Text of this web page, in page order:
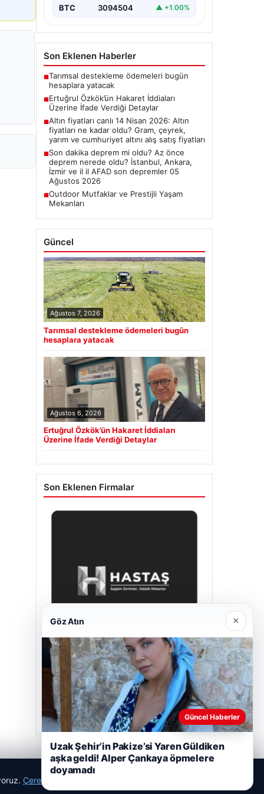
BTC 3094504 ▲ +1.00%
Son Eklenen Haberler
■Tarımsal destekleme ödemeleri bugün
hesaplara yatacak
■Ertuğrul Özkök’ün Hakaret İddiaları
Üzerine İfade Verdiği Detaylar
■Altın fiyatları canlı 14 Nisan 2026: Altın
fiyatları ne kadar oldu? Gram, çeyrek,
yarım ve cumhuriyet altını alış satış fiyatları
■Son dakika deprem mi oldu? Az önce
deprem nerede oldu? İstanbul, Ankara,
İzmir ve il il AFAD son depremler 05
Ağustos 2026
■Outdoor Mutfaklar ve Prestijli Yaşam
Mekanları
Güncel
Ağustos 7, 2026
Tarımsal destekleme ödemeleri bugün
hesaplara yatacak
Ağustos 6, 2026
Ertuğrul Özkök’ün Hakaret İddiaları
Üzerine İfade Verdiği Detaylar
Son Eklenen Firmalar
Hastaş Beton
Mayıs 26, 2026
Çerez Politikamız
Göz Atın ×
Güncel Haberler
Uzak Şehir’in Pakize’si Yaren Güldiken
aşka geldi! Alper Çankaya öpmelere
doyamadı